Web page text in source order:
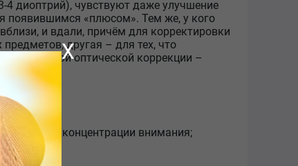
4 диоптрий), чувствуют даже улучшение
появившимся «плюсом». Тем же, у кого
и вдали, причём для корректировки
другая – для тех, что
такой оптической коррекции –
концентрации внимания;
X